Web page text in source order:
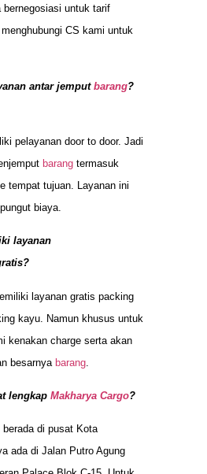
bernegosiasi untuk tarif
CS kami untuk
antar jemput barang?
pelayanan door to door. Jadi
barang termasuk
tempat tujuan. Layanan ini
biaya.
layanan
layanan gratis packing
kayu. Namun khusus untuk
kenakan charge serta akan
besarnya barang
lengkap Makharya Cargo?
di pusat Kota
ada di Jalan Putro Agung